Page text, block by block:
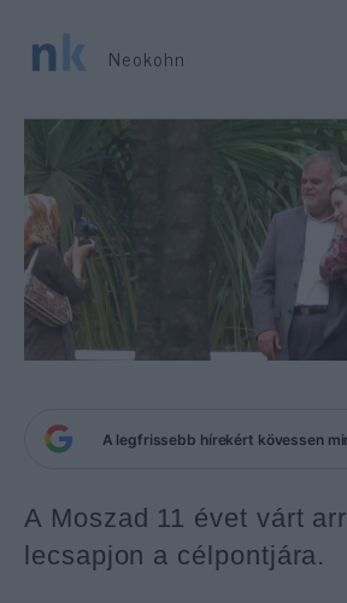
Neokohn
A legfrissebb hírekért kövessen
A Moszad 11 évet várt
lecsapjon a célpontjára.